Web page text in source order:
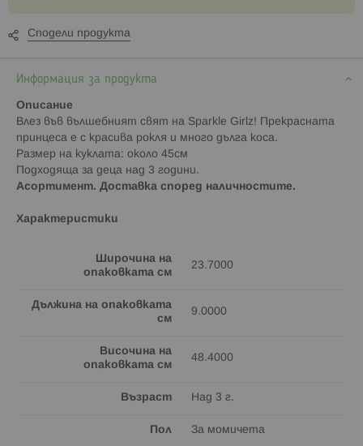
Сподели продукта
Информация за продукта
Описание
Влез във вълшебният свят на Sparkle Girlz! Прекрасната
принцеса е с красива рокля и много дълга коса.
Размер на куклата: около 45см
Подходяща за деца над 3 години.
Асортимент. Доставка според наличностите.
Характеристики
Широчина на
опаковката см
23.7000
Дължина на опаковката
см
9.0000
Височина на
опаковката см
48.4000
Възраст Над 3 г.
Пол За момичета